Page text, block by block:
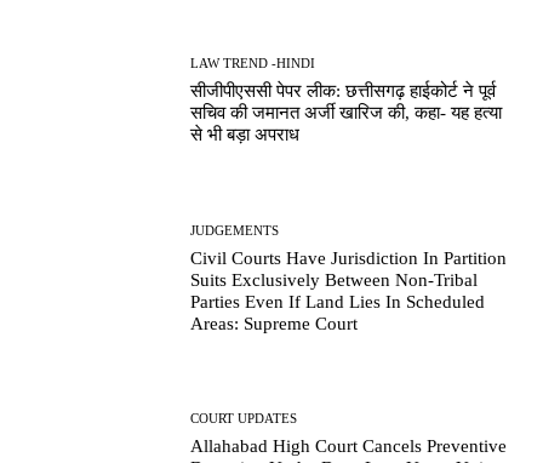
LAW TREND -HINDI
सीजीपीएससी पेपर लीक: छत्तीसगढ़ हाईकोर्ट ने पूर्व
सचिव की जमानत अर्जी खारिज की, कहा- यह हत्या
से भी बड़ा अपराध
JUDGEMENTS
Civil Courts Have Jurisdiction In Partition
Suits Exclusively Between Non-Tribal
Parties Even If Land Lies In Scheduled
Areas: Supreme Court
COURT UPDATES
Allahabad High Court Cancels Preventive